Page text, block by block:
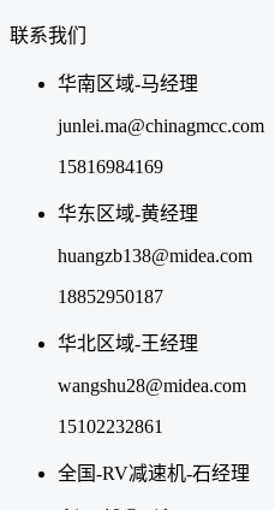
联系我们
华南区域-马经理
junlei.ma@chinagmcc.com
15816984169
华东区域-黄经理
huangzb138@midea.com
18852950187
华北区域-王经理
wangshu28@midea.com
15102232861
全国-RV减速机-石经理